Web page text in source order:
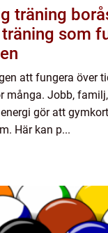
träning
som
att fungera över
många. Jobb,
gör att
Här kan p...